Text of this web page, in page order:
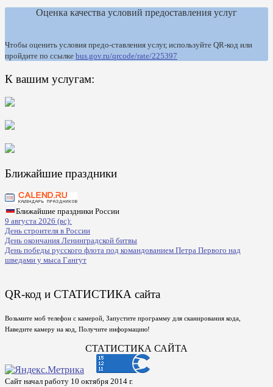
Оценка качества условий предоставления услуг
Чтобы оценить условия предо-ставления услуг, используйте QR-код или
пройдите по ссылке bus.gov.ru/qrcode/rate/225397
К вашим услугам:
Ближайшие праздники
Ближайшие праздники России
9 августа 2026 (вс):
День строителя в России
День окончания Ленинградской битвы
День победы русского флота под командованием Петра Первого над
шведами у мыса Гангут
QR-код и СТАТИСТИКА сайта
Возьмите моб телефон с камерой, Запустите программу для сканирования кода,
Наведите камеру на код, Получите информацию!
СТАТИСТИКА САЙТА
Сайт начал работу 10 октября 2014 г.